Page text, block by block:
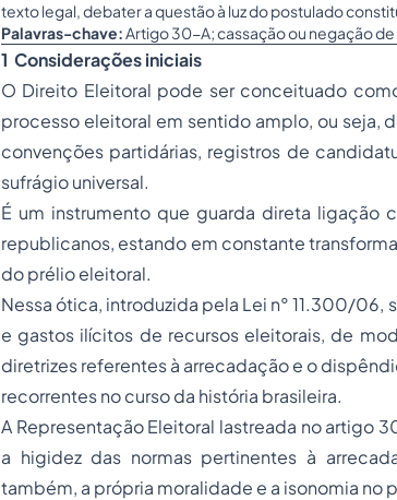
texto legal, debater a questão à luz do postulado
Palavras-chave:Artigo 30-A; cassação ou negação
1 Considerações iniciais
O Direito Eleitoral pode ser conceituado
processo eleitoral em sentido amplo, ou seja,
convenções partidárias, registros de
sufrágio universal.
É um instrumento que guarda direta
republicanos, estando em constante
do prélio eleitoral.
Nessa ótica, introduzida pela Lei n° 11.300/
e gastos ilícitos de recursos eleitorais, de
diretrizes referentes à arrecadação e o
recorrentes no curso da história brasileira.
A Representação Eleitoral lastreada no artigo
a higidez das normas pertinentes à
também, a própria moralidade e a isonomia no